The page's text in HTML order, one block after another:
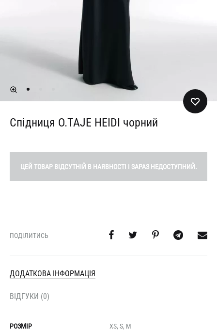
Спідниця O.TAJE HEIDI чорний
ЦЕЙ ТОВАР ВІДСУТНІЙ В НАЯВНОСТІ І ЗАРАЗ НЕДОСТУПНИЙ.
ПОДІЛИТИСЬ
ДОДАТКОВА ІНФОРМАЦІЯ
ВІДГУКИ (0)
РОЗМІР XS, S, M